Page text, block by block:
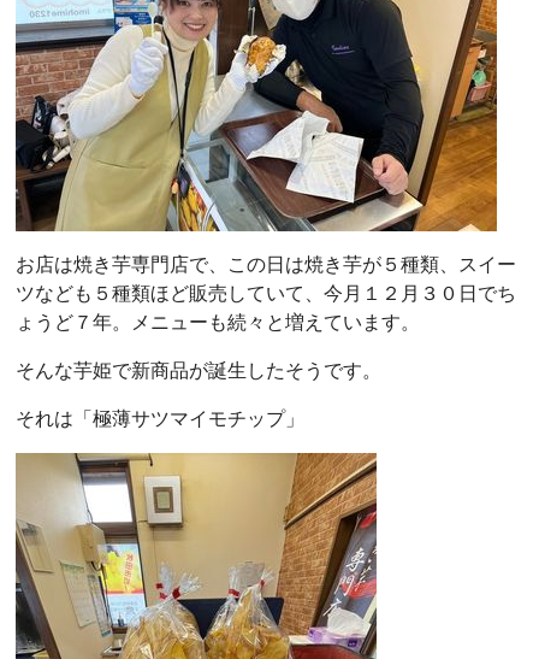
お店は焼き芋専門店で、この日は焼き芋が５種類、スイー
ツなども５種類ほど販売していて、今月１２月３０日でち
ょうど７年。メニューも続々と増えています。
そんな芋姫で新商品が誕生したそうです。
それは「極薄サツマイモチップ」